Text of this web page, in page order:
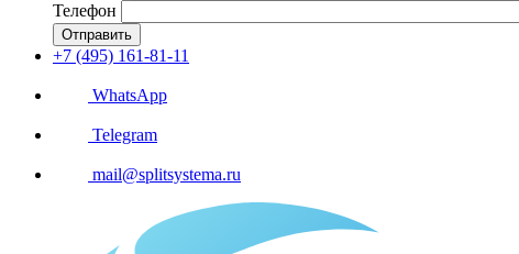
Телефон
Отправить
+7 (495) 161-81-11
WhatsApp
Telegram
mail@splitsystema.ru